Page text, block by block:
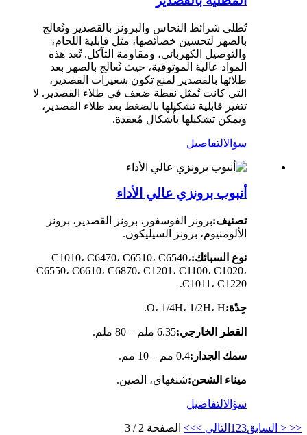
تُطلى شرائط النحاس والبرونز بالقصدير وتُعالج
بالصهر لتحسين خصائصها، مثل قابلية اللحام،
والتوصيل الكهربائي، ومقاومة التآكل. تُعد هذه
المواد عالية الموثوقية، حيث تُعالج بالصهر بعد
طلائها بالقصدير لمنع تكون شعيرات القصدير،
التي كانت تُمثل نقطة ضعف في طلاء القصدير. لا
تتغير قابلية تشكيلها بالضغط بعد طلاء القصدير،
ويمكن تشكيلها بأشكال مُعقدة.
سؤالالتفاصيل
أنبوب برونزي عالي الأداء
تصنيف:برونز الفوسفور، برونز القصدير، برونز
الألومنيوم، برونز السيليكون.
نوع السبائك:C1010، C6470، C6510، C6540،
C6550، C6610، C6870، C1201، C1100، C1020،
C1011، C1220.
حِدّة:O، 1/4H، 1/2H، H.
القطر الخارجي:6.35 ملم – 80 ملم.
سمك الجدار:0.4 مم – 10 مم.
ميناء الشحن:شنغهاي، الصين.
سؤالالتفاصيل
<< < السابق 1 23 التالي >>> الصفحة 2 / 3